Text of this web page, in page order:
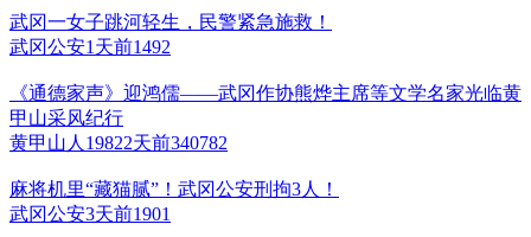
武冈一女子跳河轻生，民警紧急施救！
武冈公安1天前1492
《通德家声》迎鸿儒——武冈作协熊烨主席等文学名家光临黄
甲山采风纪行
黄甲山人19822天前340782
麻将机里“藏猫腻”！武冈公安刑拘3人！
武冈公安3天前1901